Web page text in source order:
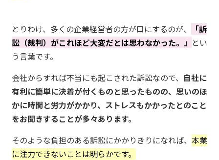
とりわけ、多くの企業経営者の方が口にするのが、
「訴
訟（裁判）がこれほど大変だとは思わなかった。」 とい
う言葉です。
会社からすれば不当にも起こされた訴訟なので、 自社に
有利に簡単に決着が付くものと思ったものの、思いのほ
かに時間と労力がかかり、ストレスもかかったとのこと
をお聞きすることが多々あります。
そのような負担のある訴訟にかかりきりになれば、 本業
に注力できないことは明らかです。